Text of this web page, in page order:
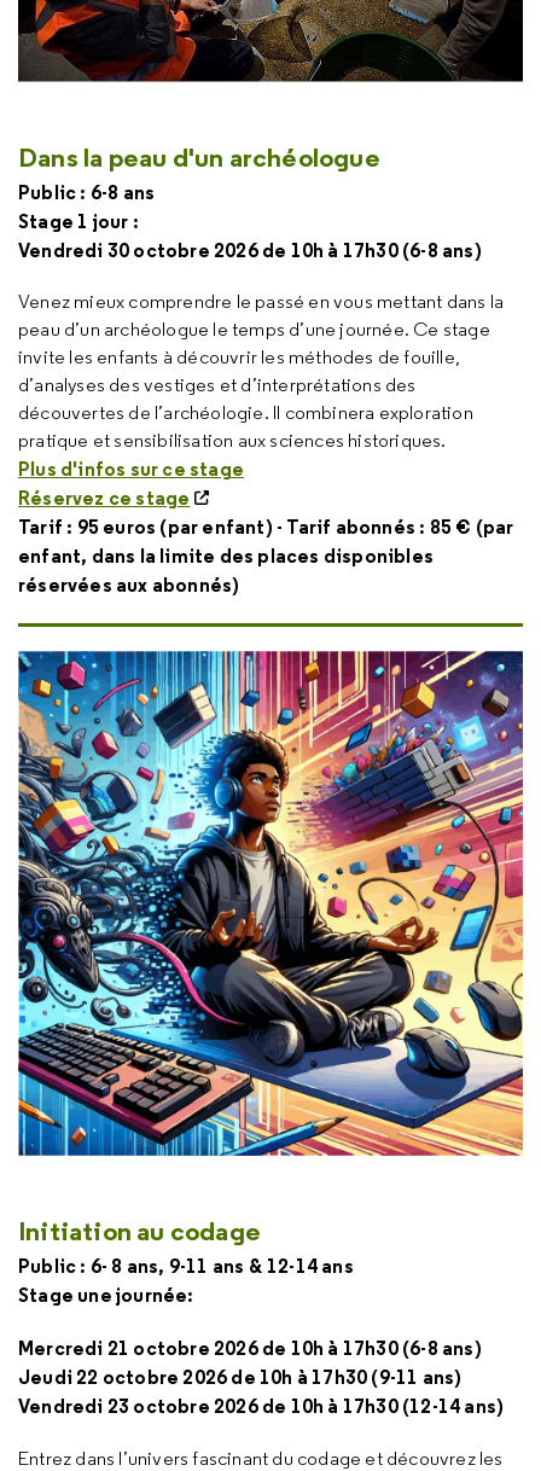
Dans la peau d'un archéologue
Public : 6-8 ans
Stage 1 jour :
Vendredi 30 octobre 2026 de 10h à 17h30 (6-8 ans)
Venez mieux comprendre le passé en vous mettant dans la
peau d’un archéologue le temps d’une journée. Ce stage
invite les enfants à découvrir les méthodes de fouille,
d’analyses des vestiges et d’interprétations des
découvertes de l’archéologie. Il combinera exploration
pratique et sensibilisation aux sciences historiques.
Plus d'infos sur ce stage
Réservez ce stage
Tarif : 95 euros (par enfant) - Tarif abonnés : 85 € (par
enfant, dans la limite des places disponibles
réservées aux abonnés)
Initiation au codage
Public : 6- 8 ans, 9-11 ans & 12-14 ans
Stage une journée:
Mercredi 21 octobre 2026 de 10h à 17h30 (6-8 ans)
Jeudi 22 octobre 2026 de 10h à 17h30 (9-11 ans)
Vendredi 23 octobre 2026 de 10h à 17h30 (12-14 ans)
Entrez dans l’univers fascinant du codage et découvrez les